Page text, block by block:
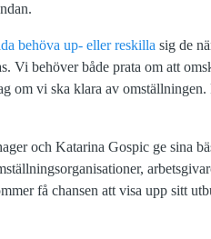
behöva up- eller reskilla sig de
Vi behöver både prata om att
om vi ska klara av omställningen.
och Katarina Gospic ge sina
få chansen att visa upp sitt